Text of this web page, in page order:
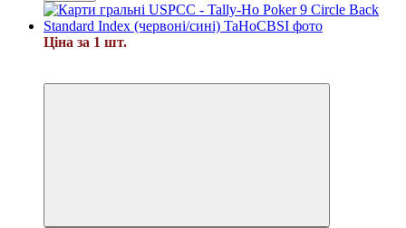
Ціна за 1 шт.